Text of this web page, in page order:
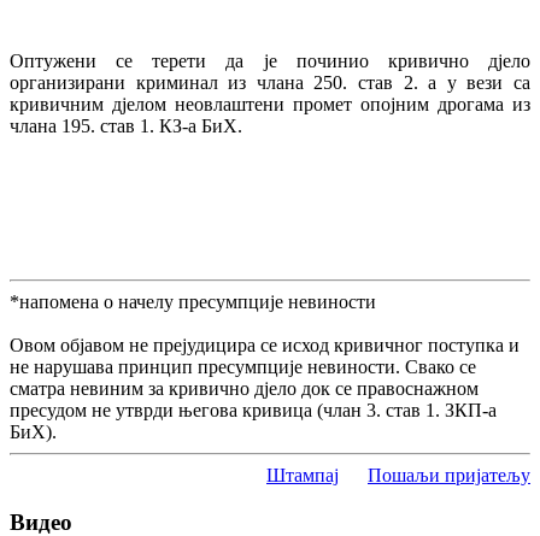
Оптужени се терети да је починио кривично дјело
организирани криминал из члана 250. став 2. а у вези са
кривичним дјелом неовлаштени промет опојним дрогама из
члана 195. став 1. КЗ-а БиХ.
*напомена о начелу пресумпције невиности
Овом објавом не прејудицира се исход кривичног поступка и
не нарушава принцип пресумпције невиности. Свако се
сматра невиним за кривично дјело док се правоснажном
пресудом не утврди његова кривица (члан 3. став 1. ЗКП-а
БиХ).
Штампај Пошаљи пријатељу
Видео